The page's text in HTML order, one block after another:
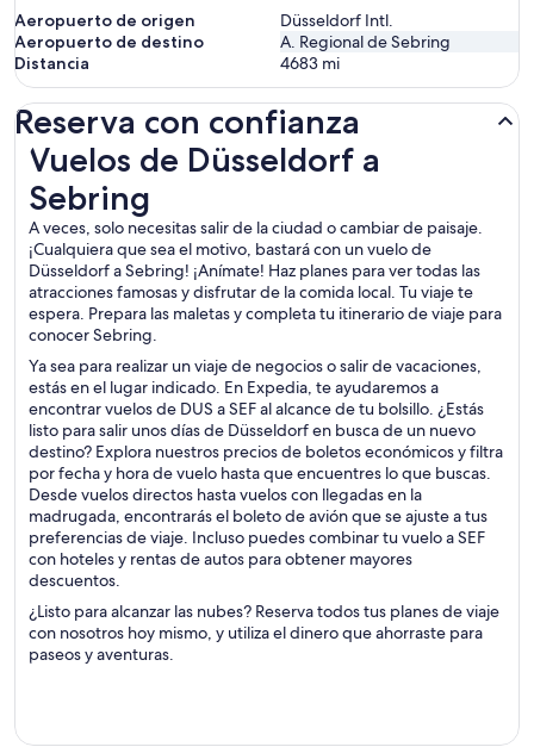
Aeropuerto de origen
Düsseldorf Intl.
Aeropuerto de destino
A. Regional de Sebring
Distancia
4683 mi
Reserva con confianza
Vuelos de Düsseldorf a
Sebring
A veces, solo necesitas salir de la ciudad o cambiar de paisaje.
¡Cualquiera que sea el motivo, bastará con un vuelo de
Düsseldorf a Sebring! ¡Anímate! Haz planes para ver todas las
atracciones famosas y disfrutar de la comida local. Tu viaje te
espera. Prepara las maletas y completa tu itinerario de viaje para
conocer Sebring.
Ya sea para realizar un viaje de negocios o salir de vacaciones,
estás en el lugar indicado. En Expedia, te ayudaremos a
encontrar vuelos de DUS a SEF al alcance de tu bolsillo. ¿Estás
listo para salir unos días de Düsseldorf en busca de un nuevo
destino? Explora nuestros precios de boletos económicos y filtra
por fecha y hora de vuelo hasta que encuentres lo que buscas.
Desde vuelos directos hasta vuelos con llegadas en la
madrugada, encontrarás el boleto de avión que se ajuste a tus
preferencias de viaje. Incluso puedes combinar tu vuelo a SEF
con hoteles y rentas de autos para obtener mayores
descuentos.
¿Listo para alcanzar las nubes? Reserva todos tus planes de viaje
con nosotros hoy mismo, y utiliza el dinero que ahorraste para
paseos y aventuras.
Vuelos de Düsseldorf a Sebring